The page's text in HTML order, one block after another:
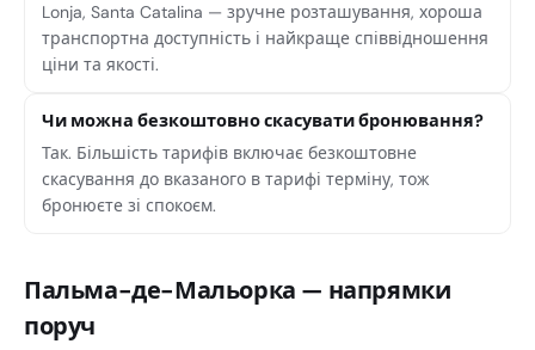
Lonja, Santa Catalina — зручне розташування, хороша
транспортна доступність і найкраще співвідношення
ціни та якості.
Чи можна безкоштовно скасувати бронювання?
Так. Більшість тарифів включає безкоштовне
скасування до вказаного в тарифі терміну, тож
бронюєте зі спокоєм.
Пальма-де-Мальорка — напрямки
поруч